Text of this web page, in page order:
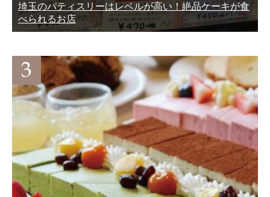
埼玉のパティスリーはレベルが高い！絶品ケーキが食
べられるお店